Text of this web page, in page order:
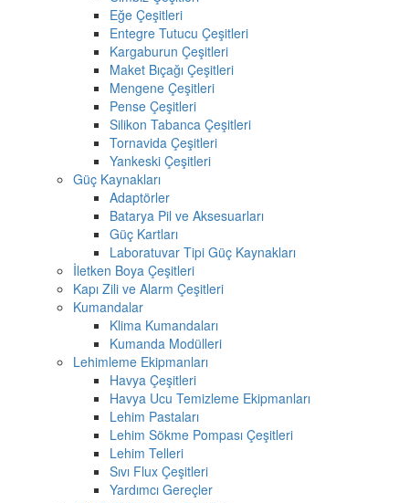
Eğe Çeşitleri
Entegre Tutucu Çeşitleri
Kargaburun Çeşitleri
Maket Bıçağı Çeşitleri
Mengene Çeşitleri
Pense Çeşitleri
Silikon Tabanca Çeşitleri
Tornavida Çeşitleri
Yankeski Çeşitleri
Güç Kaynakları
Adaptörler
Batarya Pil ve Aksesuarları
Güç Kartları
Laboratuvar Tipi Güç Kaynakları
İletken Boya Çeşitleri
Kapı Zili ve Alarm Çeşitleri
Kumandalar
Klima Kumandaları
Kumanda Modülleri
Lehimleme Ekipmanları
Havya Çeşitleri
Havya Ucu Temizleme Ekipmanları
Lehim Pastaları
Lehim Sökme Pompası Çeşitleri
Lehim Telleri
Sıvı Flux Çeşitleri
Yardımcı Gereçler